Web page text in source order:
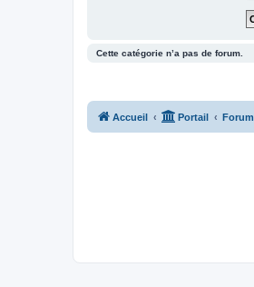
Cette catégorie n’a pas de forum.
Accueil Portail Forum